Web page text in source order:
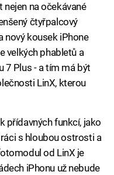
na očekávané
čtyřpalcový
nový kousek iPhone
velkých phabletů a
7 Plus - a tím má být
LinX, kterou
přídavných funkcí, jako
s hloubou ostrosti a
od LinX je
iPhonu už nebude